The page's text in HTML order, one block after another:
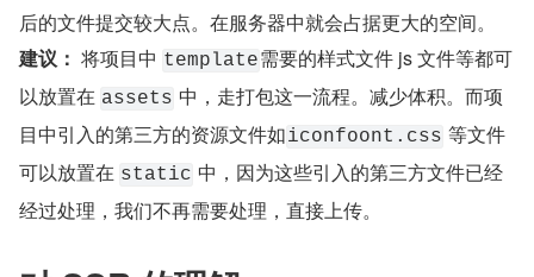
后的文件提交较大点。在服务器中就会占据更大的空间。
建议： 将项目中 template需要的样式文件 js 文件等都可
以放置在 assets 中，走打包这一流程。减少体积。而项
目中引入的第三方的资源文件如iconfoont.css 等文件
可以放置在 static 中，因为这些引入的第三方文件已经
经过处理，我们不再需要处理，直接上传。